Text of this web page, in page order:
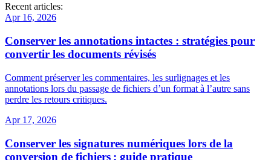
Recent articles:
Apr 16, 2026
Conserver les annotations intactes : stratégies pour
convertir les documents révisés
Comment préserver les commentaires, les surlignages et les
annotations lors du passage de fichiers d’un format à l’autre sans
perdre les retours critiques.
Apr 17, 2026
Conserver les signatures numériques lors de la
conversion de fichiers : guide pratique